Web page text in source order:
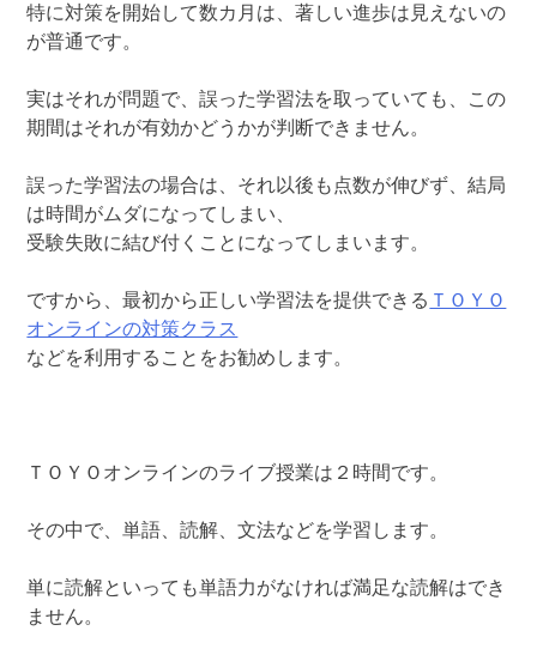
特に対策を開始して数カ月は、著しい進歩は見えないの
が普通です。
実はそれが問題で、誤った学習法を取っていても、この
期間はそれが有効かどうかが判断できません。
誤った学習法の場合は、それ以後も点数が伸びず、結局
は時間がムダになってしまい、
受験失敗に結び付くことになってしまいます。
ですから、最初から正しい学習法を提供できる ＴＯＹＯ
オンラインの対策クラス
などを利用することをお勧めします。
ＴＯＹＯオンラインのライブ授業は２時間です。
その中で、単語、読解、文法などを学習します。
単に読解といっても単語力がなければ満足な読解はでき
ません。